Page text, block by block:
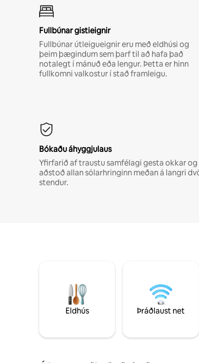
Fullbúnar gistieignir
Fullbúnar útleigueignir eru með eldhúsi og
þeim þægindum sem þarf til að hafa það
notalegt í mánuð eða lengur. Þetta er hinn
fullkomni valkostur í stað framleigu.
Bókaðu áhyggjulaus
Yfirfarið af traustu samfélagi gesta okkar og
aðstoð allan sólarhringinn meðan á langri
stendur.
Eldhús Þráðlaust net